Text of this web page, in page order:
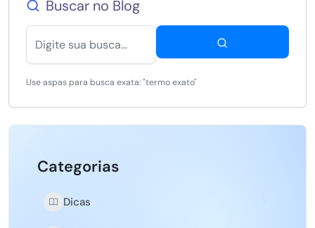
Buscar no Blog
Use aspas para busca exata: "termo exato"
Categorias
Dicas